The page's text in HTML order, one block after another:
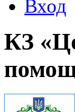
Вход
КЗ